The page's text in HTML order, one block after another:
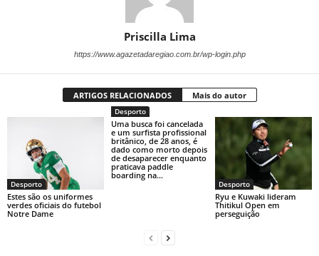
Priscilla Lima
https://www.agazetadaregiao.com.br/wp-login.php
ARTIGOS RELACIONADOS Mais do autor
Desporto
Estes são os uniformes
verdes oficiais do futebol
Notre Dame
Desporto
Uma busca foi cancelada
e um surfista profissional
britânico, de 28 anos, é
dado como morto depois
de desaparecer enquanto
praticava paddle
boarding na...
Desporto
Ryu e Kuwaki lideram
Thitikul Open em
perseguição